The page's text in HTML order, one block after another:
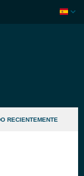
RECIENTEMENTE